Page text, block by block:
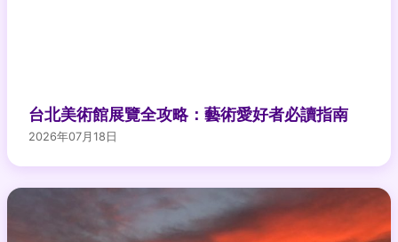
台北美術館展覽全攻略：藝術愛好者必讀指南
2026年07月18日